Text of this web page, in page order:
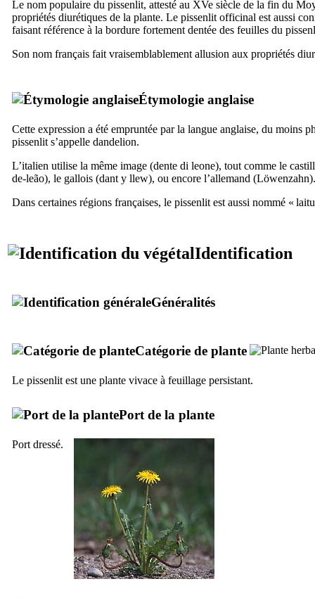
Le nom populaire du pissenlit, attesté au XVe siècle de la fin du
propriétés diurétiques de la plante. Le pissenlit officinal est aussi
faisant référence à la bordure fortement dentée des feuilles du
Son nom français fait vraisemblablement allusion aux propriétés
Étymologie anglaise
Cette expression a été empruntée par la langue anglaise, du moins
pissenlit s’appelle dandelion.
L’italien utilise la même image (dente di leone), tout comme le
de-leão), le gallois (dant y llew), ou encore l’allemand (Löwenzahn).
Dans certaines régions françaises, le pissenlit est aussi nommé «
Identification
Généralités
Catégorie de plante
Le pissenlit est une plante vivace à feuillage persistant.
Port de la plante
Port dressé.